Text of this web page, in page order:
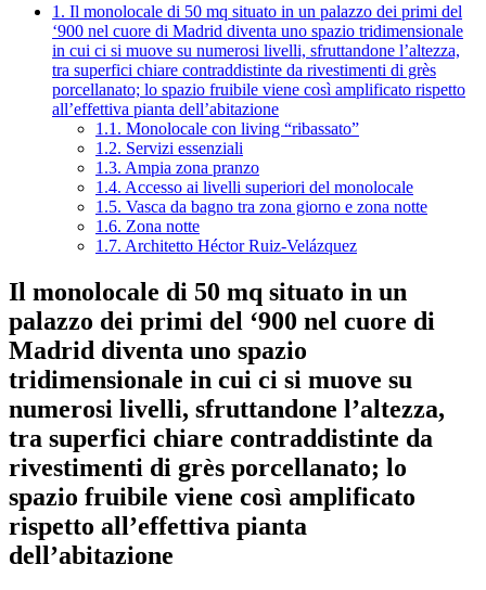
1. Il monolocale di 50 mq situato in un palazzo dei primi del
‘900 nel cuore di Madrid diventa uno spazio tridimensionale
in cui ci si muove su numerosi livelli, sfruttandone l’altezza,
tra superfici chiare contraddistinte da rivestimenti di grès
porcellanato; lo spazio fruibile viene così amplificato rispetto
all’effettiva pianta dell’abitazione
1.1. Monolocale con living “ribassato”
1.2. Servizi essenziali
1.3. Ampia zona pranzo
1.4. Accesso ai livelli superiori del monolocale
1.5. Vasca da bagno tra zona giorno e zona notte
1.6. Zona notte
1.7. Architetto Héctor Ruiz-Velázquez
Il monolocale di 50 mq situato in un
palazzo dei primi del ‘900 nel cuore di
Madrid diventa uno spazio
tridimensionale in cui ci si muove su
numerosi livelli, sfruttandone l’altezza,
tra superfici chiare contraddistinte da
rivestimenti di grès porcellanato; lo
spazio fruibile viene così amplificato
rispetto all’effettiva pianta
dell’abitazione